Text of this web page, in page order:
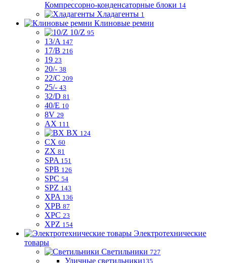
Компрессорно-конденсаторные блоки 14
Хладагенты 1
Клиновые ремни
10/Z 95
13/A 147
17/B 216
19 23
20/- 38
22/C 209
25/- 43
32/D 81
40/E 10
8V 29
AX 111
BX 124
CX 60
ZX 81
SPA 151
SPB 126
SPC 54
SPZ 143
XPA 136
XPB 87
XPC 23
XPZ 154
Электротехнические
товары
Светильники 727
Уличные светильники135